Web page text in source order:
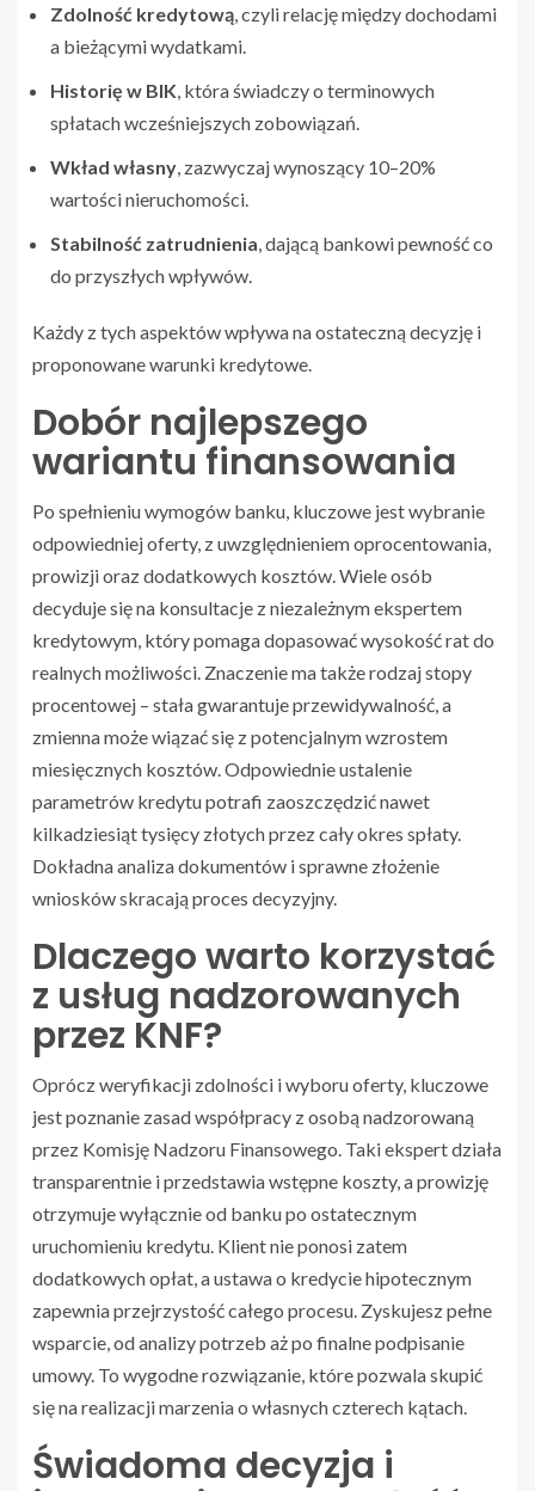
Zdolność kredytową , czyli relację między dochodami
a bieżącymi wydatkami.
Historię w BIK , która świadczy o terminowych
spłatach wcześniejszych zobowiązań.
Wkład własny , zazwyczaj wynoszący 10–20%
wartości nieruchomości.
Stabilność zatrudnienia , dającą bankowi pewność co
do przyszłych wpływów.
Każdy z tych aspektów wpływa na ostateczną decyzję i
proponowane warunki kredytowe.
Dobór najlepszego
wariantu finansowania
Po spełnieniu wymogów banku, kluczowe jest wybranie
odpowiedniej oferty, z uwzględnieniem oprocentowania,
prowizji oraz dodatkowych kosztów. Wiele osób
decyduje się na konsultacje z niezależnym ekspertem
kredytowym, który pomaga dopasować wysokość rat do
realnych możliwości. Znaczenie ma także rodzaj stopy
procentowej – stała gwarantuje przewidywalność, a
zmienna może wiązać się z potencjalnym wzrostem
miesięcznych kosztów. Odpowiednie ustalenie
parametrów kredytu potrafi zaoszczędzić nawet
kilkadziesiąt tysięcy złotych przez cały okres spłaty.
Dokładna analiza dokumentów i sprawne złożenie
wniosków skracają proces decyzyjny.
Dlaczego warto korzystać
z usług nadzorowanych
przez KNF?
Oprócz weryfikacji zdolności i wyboru oferty, kluczowe
jest poznanie zasad współpracy z osobą nadzorowaną
przez Komisję Nadzoru Finansowego. Taki ekspert działa
transparentnie i przedstawia wstępne koszty, a prowizję
otrzymuje wyłącznie od banku po ostatecznym
uruchomieniu kredytu. Klient nie ponosi zatem
dodatkowych opłat, a ustawa o kredycie hipotecznym
zapewnia przejrzystość całego procesu. Zyskujesz pełne
wsparcie, od analizy potrzeb aż po finalne podpisanie
umowy. To wygodne rozwiązanie, które pozwala skupić
się na realizacji marzenia o własnych czterech kątach.
Świadoma decyzja i